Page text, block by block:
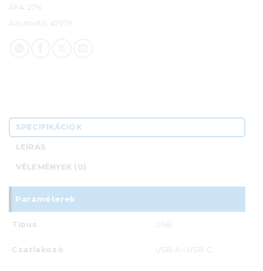
ÁFA: 27%
Azonosító: 47979
SPECIFIKÁCIÓK
LEÍRÁS
VÉLEMÉNYEK (0)
Paraméterek
Típus USB
Csatlakozó USB-A – USB-C